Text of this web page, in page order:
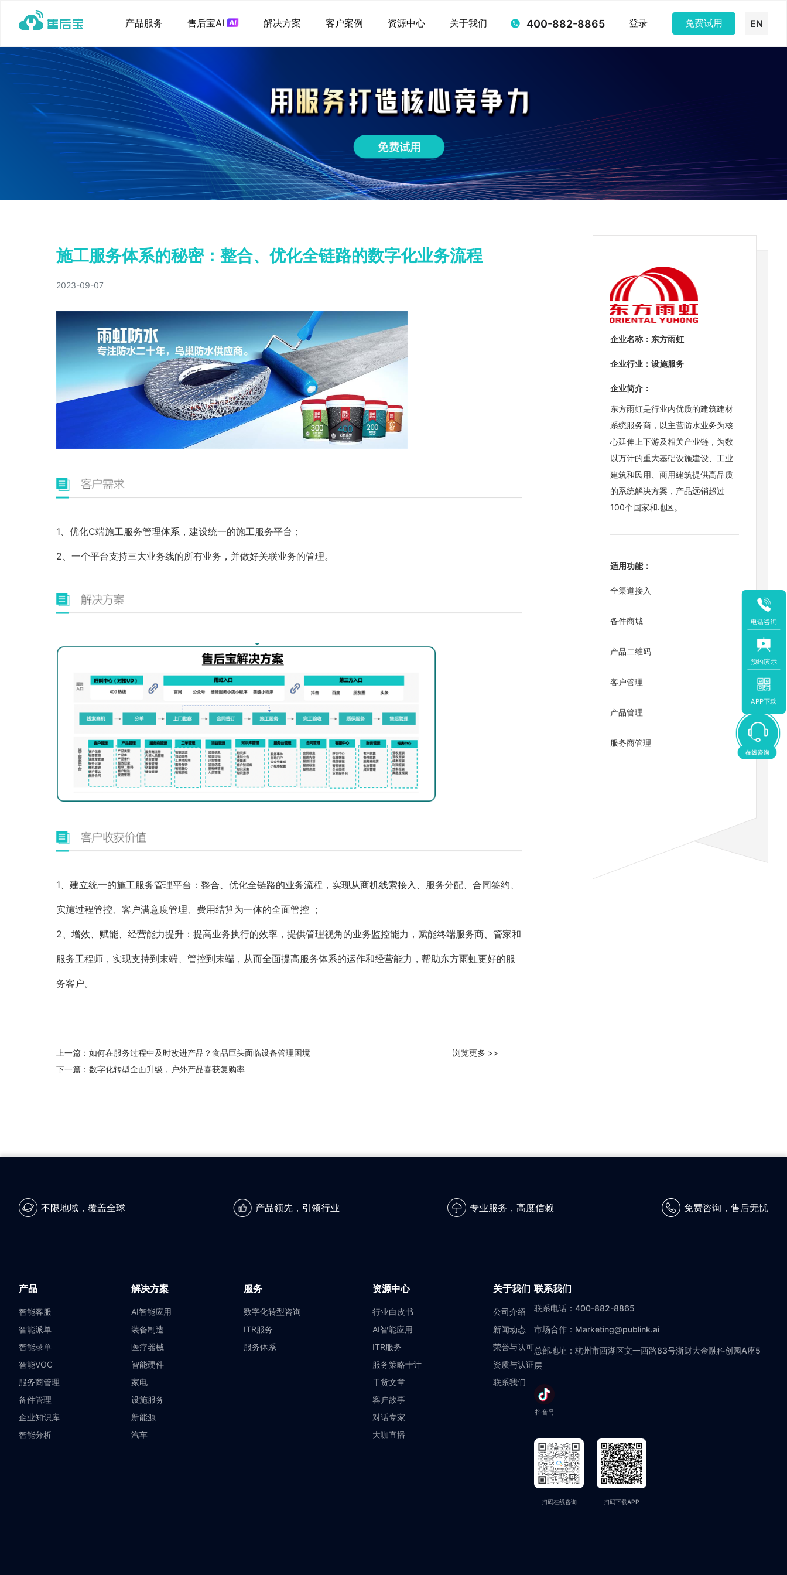
产品服务 售后宝AI 解决方案 客户案例 资源中心 关于我们 400-882-8865 登录 免费试用 EN
施工服务体系的秘密：整合、优化全链路的数字化业务流程
2023-09-07
1、优化C端施工服务管理体系，建设统一的施工服务平台；
2、一个平台支持三大业务线的所有业务，并做好关联业务的管理。
1、建立统一的施工服务管理平台：整合、优化全链路的业务流程，实现从商机线索接入、服务分配、合同签约、
实施过程管控、客户满意度管理、费用结算为一体的全面管控 ；
2、增效、赋能、经营能力提升：提高业务执行的效率，提供管理视角的业务监控能力，赋能终端服务商、管家和
服务工程师，实现支持到末端、管控到末端，从而全面提高服务体系的运作和经营能力，帮助东方雨虹更好的服
务客户。
上一篇： 如何在服务过程中及时改进产品？食品巨头面临设备管理困境
下一篇： 数字化转型全面升级，户外产品喜获复购率
浏览更多 >>
企业名称：东方雨虹
企业行业：设施服务
企业简介：
东方雨虹是行业内优质的建筑建材
系统服务商，以主营防水业务为核
心延伸上下游及相关产业链，为数
以万计的重大基础设施建设、工业
建筑和民用、商用建筑提供高品质
的系统解决方案，产品远销超过
100个国家和地区。
适用功能：
全渠道接入
备件商城
产品二维码
客户管理
产品管理
服务商管理
不限地域，覆盖全球 产品领先，引领行业 专业服务，高度信赖 免费咨询，售后无忧
产品
智能客服
智能派单
智能录单
智能VOC
服务商管理
备件管理
企业知识库
智能分析
解决方案
AI智能应用
装备制造
医疗器械
智能硬件
家电
设施服务
新能源
汽车
服务
数字化转型咨询
ITR服务
服务体系
资源中心
行业白皮书
AI智能应用
ITR服务
服务策略十计
干货文章
客户故事
对话专家
大咖直播
关于我们
公司介绍
新闻动态
荣誉与认可
资质与认证
联系我们
联系我们
联系电话：400-882-8865
市场合作：Marketing@publink.ai
总部地址：杭州市西湖区文一西路83号浙财大金融科创园A座5
层
抖音号
扫码在线咨询 扫码下载APP
电话咨询
预约演示
APP下载